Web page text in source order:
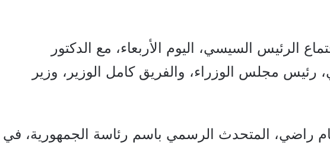
الرئيس السيسي، اليوم الأربعاء، مع الدكتور
مجلس الوزراء، والفريق كامل الوزير، وزير
راضي، المتحدث الرسمي باسم رئاسة الجمهورية، في